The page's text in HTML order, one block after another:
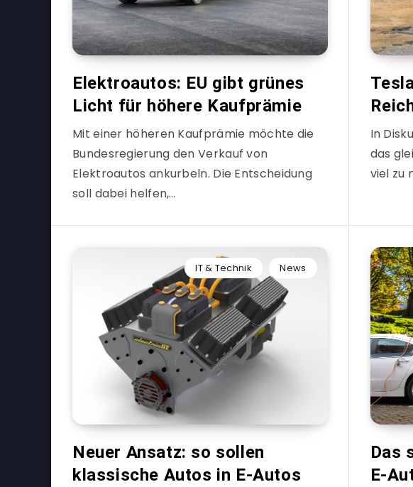
Elektroautos: EU gibt grünes
Licht für höhere Kaufprämie
Mit einer höheren Kaufprämie möchte die
Bundesregierung den Verkauf von
Elektroautos ankurbeln. Die Entscheidung
soll dabei helfen,…
In
das
viel zu
IT & Technik News
Neuer Ansatz: so sollen
klassische Autos in E-Autos
Das
E-